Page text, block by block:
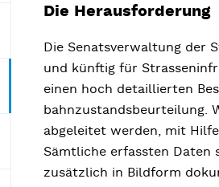
Die Herausforderung
Die Senatsverwaltung der
und künftig für
einen hoch detaillierten
bahnzustandsbeurteilung.
abgeleitet werden, mit
Sämtliche erfassten Daten
zusätzlich in Bildform